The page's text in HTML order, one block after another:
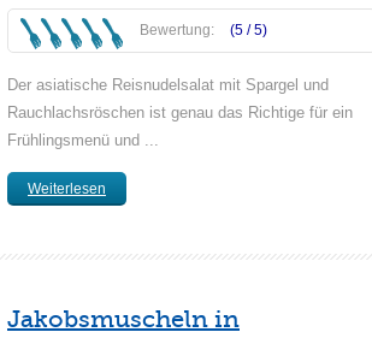
Bewertung: (5 /5)
Der asiatische Reisnudelsalat mit Spargel und
Rauchlachsröschen ist genau das Richtige für ein
Frühlingsmenü und ...
Weiterlesen
Jakobsmuscheln in